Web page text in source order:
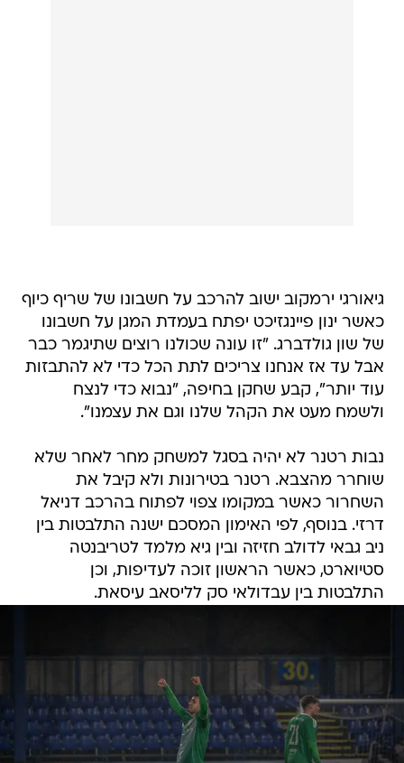
גיאורגי ירמקוב ישוב להרכב על חשבונו של שריף כיוף
כאשר ינון פיינגזיכט יפתח בעמדת המגן על חשבונו
של שון גולדברג. "זו עונה שכולנו רוצים שתיגמר כבר
אבל עד אז אנחנו צריכים לתת הכל כדי לא להתבזות
עוד יותר", קבע שחקן בחיפה, "נבוא כדי לנצח
ולשמח מעט את הקהל שלנו וגם את עצמנו".
נבות רטנר לא יהיה בסגל למשחק מחר לאחר שלא
שוחרר מהצבא. רטנר בטירונות ולא קיבל את
השחרור כאשר במקומו צפוי לפתוח בהרכב דניאל
דרזי. בנוסף, לפי האימון המסכם ישנה התלבטות בין
ניב גבאי לדולב חזיזה ובין גיא מלמד לטריבנטה
סטיוארט, כאשר הראשון זוכה לעדיפות, וכן
התלבטות בין עבדולאי סק לליסאב עיסאת.